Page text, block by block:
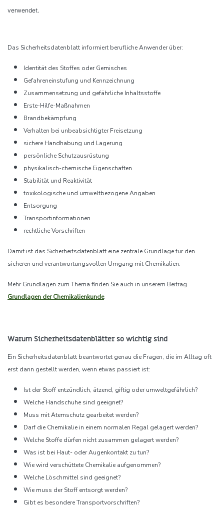
verwendet.
Das Sicherheitsdatenblatt informiert berufliche Anwender über:
Identität des Stoffes oder Gemisches
Gefahreneinstufung und Kennzeichnung
Zusammensetzung und gefährliche Inhaltsstoffe
Erste-Hilfe-Maßnahmen
Brandbekämpfung
Verhalten bei unbeabsichtigter Freisetzung
sichere Handhabung und Lagerung
persönliche Schutzausrüstung
physikalisch-chemische Eigenschaften
Stabilität und Reaktivität
toxikologische und umweltbezogene Angaben
Entsorgung
Transportinformationen
rechtliche Vorschriften
Damit ist das Sicherheitsdatenblatt eine zentrale Grundlage für den
sicheren und verantwortungsvollen Umgang mit Chemikalien.
Mehr Grundlagen zum Thema finden Sie auch in unserem Beitrag
Grundlagen der Chemikalienkunde.
Warum Sicherheitsdatenblätter so wichtig sind
Ein Sicherheitsdatenblatt beantwortet genau die Fragen, die im Alltag oft
erst dann gestellt werden, wenn etwas passiert ist:
Ist der Stoff entzündlich, ätzend, giftig oder umweltgefährlich?
Welche Handschuhe sind geeignet?
Muss mit Atemschutz gearbeitet werden?
Darf die Chemikalie in einem normalen Regal gelagert werden?
Welche Stoffe dürfen nicht zusammen gelagert werden?
Was ist bei Haut- oder Augenkontakt zu tun?
Wie wird verschüttete Chemikalie aufgenommen?
Welche Löschmittel sind geeignet?
Wie muss der Stoff entsorgt werden?
Gibt es besondere Transportvorschriften?